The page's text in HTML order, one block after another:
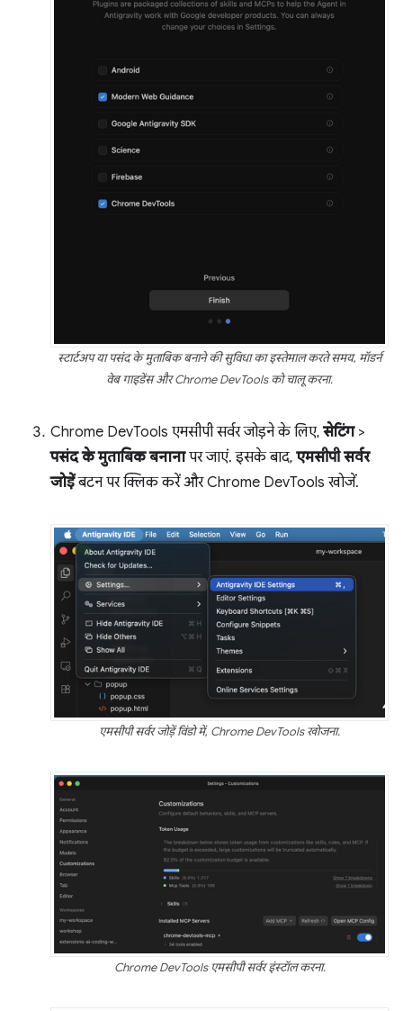
स्टार्टअप या पसंद के मुताबिक बनाने की सुविधा का इस्तेमाल करते समय, मॉडर्न
वेब गाइडेंस और Chrome DevTools को चालू करना.
Chrome DevTools एमसीपी सर्वर जोड़ने के लिए, सेटिंग>
पसंद के मुताबिक बनानापर जाएं. इसके बाद, एमसीपी सर्वर
जोड़ेंबटन पर क्लिक करें और Chrome DevTools खोजें.
एमसीपी सर्वर जोड़ें विंडो में, Chrome DevTools खोजना.
Chrome DevTools एमसीपी सर्वर इंस्टॉल करना.